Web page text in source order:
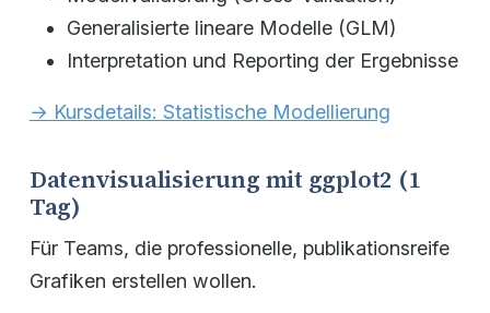
Generalisierte lineare Modelle (GLM)
Interpretation und Reporting der Ergebnisse
→ Kursdetails: Statistische Modellierung
Datenvisualisierung mit ggplot2 (1
Tag)
Für Teams, die professionelle, publikationsreife
Grafiken erstellen wollen.